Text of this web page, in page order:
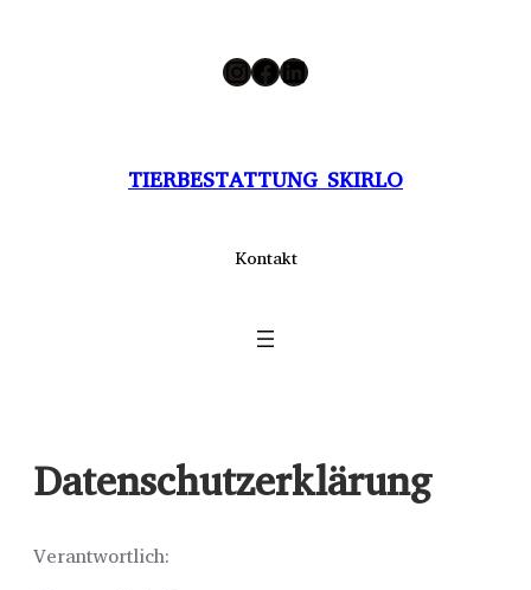
InstagramFacebook LinkedIn
TIERBESTATTUNG SKIRLO
Kontakt
Datenschutzerklärung
Verantwortlich: